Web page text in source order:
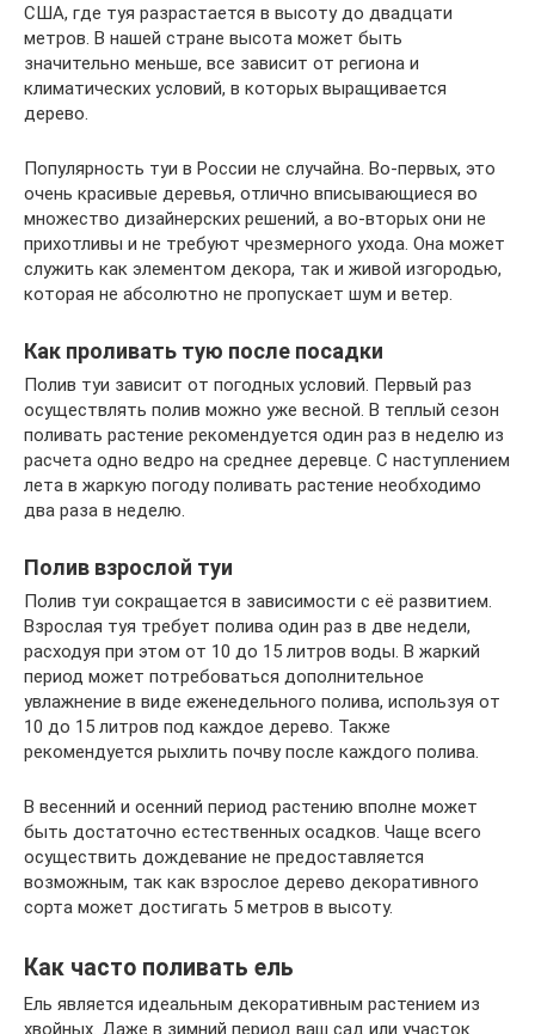
США, где туя разрастается в высоту до двадцати
метров. В нашей стране высота может быть
значительно меньше, все зависит от региона и
климатических условий, в которых выращивается
дерево.
Популярность туи в России не случайна. Во-первых, это
очень красивые деревья, отлично вписывающиеся во
множество дизайнерских решений, а во-вторых они не
прихотливы и не требуют чрезмерного ухода. Она может
служить как элементом декора, так и живой изгородью,
которая не абсолютно не пропускает шум и ветер.
Как проливать тую после посадки
Полив туи зависит от погодных условий. Первый раз
осуществлять полив можно уже весной. В теплый сезон
поливать растение рекомендуется один раз в неделю из
расчета одно ведро на среднее деревце. С наступлением
лета в жаркую погоду поливать растение необходимо
два раза в неделю.
Полив взрослой туи
Полив туи сокращается в зависимости с её развитием.
Взрослая туя требует полива один раз в две недели,
расходуя при этом от 10 до 15 литров воды. В жаркий
период может потребоваться дополнительное
увлажнение в виде еженедельного полива, используя от
10 до 15 литров под каждое дерево. Также
рекомендуется рыхлить почву после каждого полива.
В весенний и осенний период растению вполне может
быть достаточно естественных осадков. Чаще всего
осуществить дождевание не предоставляется
возможным, так как взрослое дерево декоративного
сорта может достигать 5 метров в высоту.
Как часто поливать ель
Ель является идеальным декоративным растением из
хвойных. Даже в зимний период ваш сад или участок